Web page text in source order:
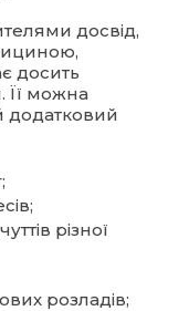
досвід,
досить
Її можна
додатковий
різної
розладів;